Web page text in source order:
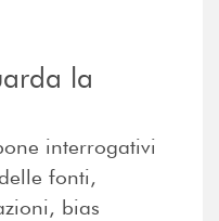
la
interrogativi
fonti,
bias